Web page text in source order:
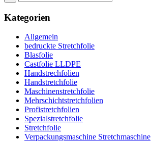
Kategorien
Allgemein
bedruckte Stretchfolie
Blasfolie
Castfolie LLDPE
Handstrechfolien
Handstretchfolie
Maschinenstretchfolie
Mehrschichtstretchfolien
Profistretchfolien
Spezialstretchfolie
Stretchfolie
Verpackungsmaschine Stretchmaschine